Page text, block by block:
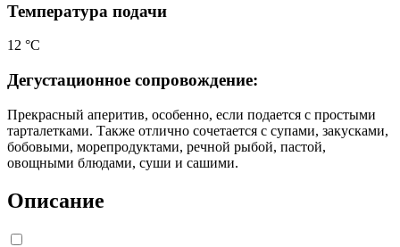
Температура подачи
12 °С
Дегустационное сопровождение:
Прекрасный аперитив, особенно, если подается с простыми
тарталетками. Также отлично сочетается с супами, закусками,
бобовыми, морепродуктами, речной рыбой, пастой,
овощными блюдами, суши и сашими.
Описание